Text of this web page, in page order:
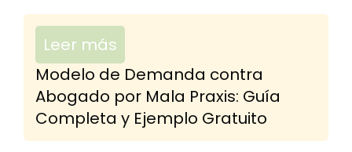
Leer más
Modelo de Demanda contra
Abogado por Mala Praxis: Guía
Completa y Ejemplo Gratuito